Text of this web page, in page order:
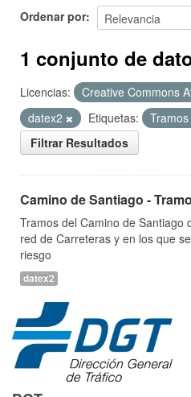
Ordenar por
1 conjunto de
Licencias: Creative Commons
datex2
Etiquetas: Tramos
Filtrar Resultados
Camino de Santiago -
Tramos del Camino de Santiago
red de Carreteras y en los que
riesgo
datex2